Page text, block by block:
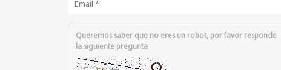
Queremos saber que no eres un robot, por favor responde
la siguiente pregunta